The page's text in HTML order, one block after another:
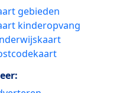
gebieden
kinderopvang